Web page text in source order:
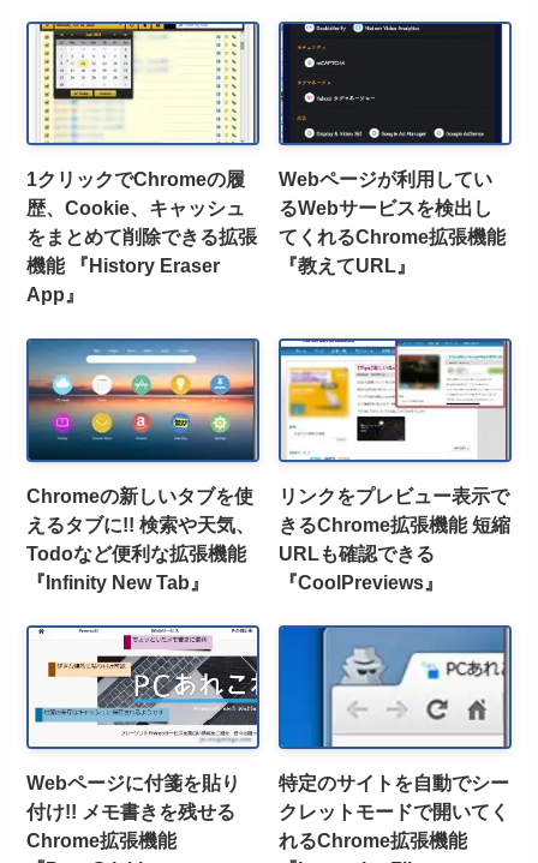
1クリックでChromeの履
歴、Cookie、キャッシュ
をまとめて削除できる拡張
機能 『History Eraser
App』
Webページが利用してい
るWebサービスを検出し
てくれるChrome拡張機能
『教えてURL』
Chromeの新しいタブを使
えるタブに!! 検索や天気、
Todoなど便利な拡張機能
『Infinity New Tab』
リンクをプレビュー表示で
きるChrome拡張機能 短縮
URLも確認できる
『CoolPreviews』
Webページに付箋を貼り
付け!! メモ書きを残せる
Chrome拡張機能
特定のサイトを自動でシー
クレットモードで開いてく
れるChrome拡張機能